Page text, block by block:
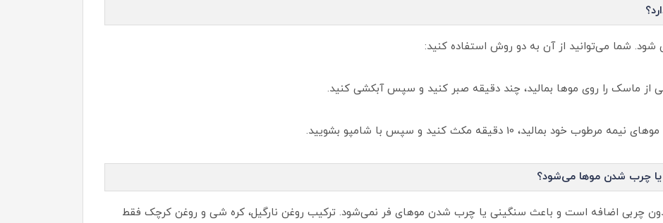
شود. شما می‌توانید از آن به دو روش استفاده کنید:
از ماسک را روی موها بمالید، چند دقیقه صبر کنید و سپس آبکشی کنید.
10 دقیقه مکث کنید و سپس با شامپو بشویید.
چرب شدن موها می‌شود؟
چربی اضافه است و باعث سنگینی یا چرب شدن موهای فر نمی‌شود. ترکیب روغن نارگیل، کره شی و روغن کرچک فقط